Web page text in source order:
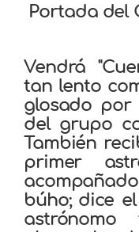
Portada del
Vendrá
tan lento
glosado por
del grupo
También
primer
búho; dice